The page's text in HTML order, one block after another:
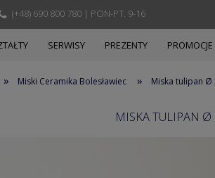
(+48) 690 800 780 | PON-PT. 9-16
SERWISY PREZENTY PROMOCJE
» Miski Ceramika Bolesławiec » Miska tulipan Ø
MISKA TULIPAN Ø